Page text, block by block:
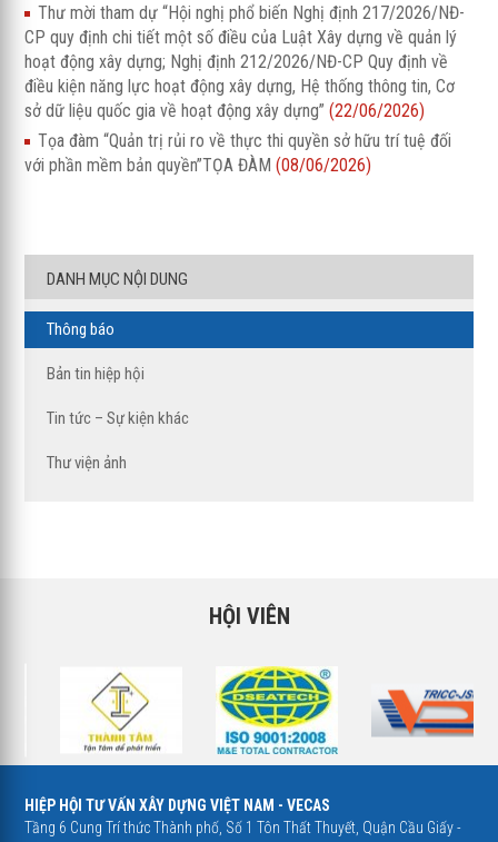
Thư mời tham dự “Hội nghị phổ biến Nghị định 217/2026/NĐ-
CP quy định chi tiết một số điều của Luật Xây dựng về quản lý
hoạt động xây dựng; Nghị định 212/2026/NĐ-CP Quy định về
điều kiện năng lực hoạt động xây dựng, Hệ thống thông tin, Cơ
sở dữ liệu quốc gia về hoạt động xây dựng”(22/06/2026)
Tọa đàm “Quản trị rủi ro về thực thi quyền sở hữu trí tuệ đối
với phần mềm bản quyền”TỌA ĐÀM(08/06/2026)
DANH MỤC NỘI DUNG
Thông báo
Bản tin hiệp hội
Tin tức – Sự kiện khác
Thư viện ảnh
HỘI VIÊN
HIỆP HỘI TƯ VẤN XÂY DỰNG VIỆT NAM - VECAS
Tầng 6 Cung Trí thức Thành phố, Số 1 Tôn Thất Thuyết, Quận Cầu Giấy -